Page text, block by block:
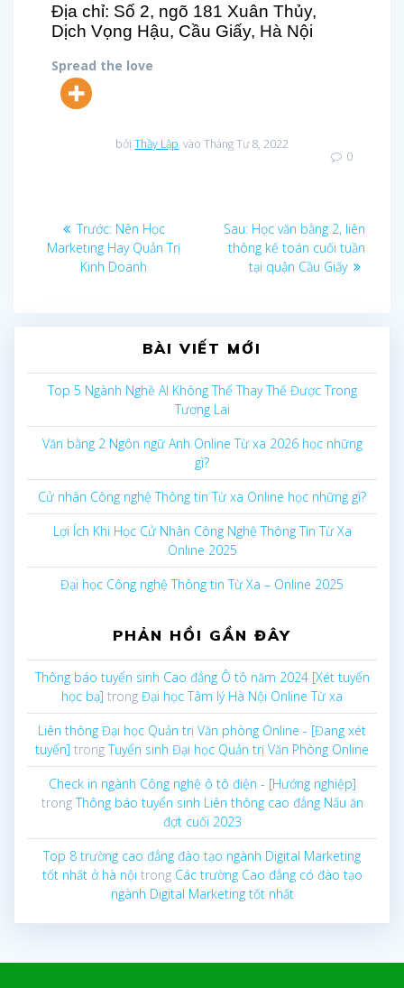
Địa chỉ: Số 2, ngõ 181 Xuân Thủy,
Dịch Vọng Hậu, Cầu Giấy, Hà Nội
Spread the love
bởiThầy Lập vào Tháng Tư 8, 2022
0
hướng
Trước: Bài
trước
Nên Học
Marketing Hay Quản Trị
Kinh Doanh
Sau: Bài
sau:
Học văn bằng 2, liên
thông kế toán cuối tuần
tại quận Cầu Giấy
BÀI VIẾT MỚI
Top 5 Ngành Nghề AI Không Thể Thay Thế Được Trong
Tương Lai
Văn bằng 2 Ngôn ngữ Anh Online Từ xa 2026 học những
gì?
Cử nhân Công nghệ Thông tin Từ xa Online học những gì?
Lợi Ích Khi Học Cử Nhân Công Nghệ Thông Tin Từ Xa
Online 2025
Đại học Công nghệ Thông tin Từ Xa – Online 2025
PHẢN HỒI GẦN ĐÂY
Thông báo tuyển sinh Cao đẳng Ô tô năm 2024 [Xét tuyển
học bạ] trong Đại học Tâm lý Hà Nội Online Từ xa
Liên thông Đại học Quản trị Văn phòng Online - [Đang xét
tuyển] trongTuyển sinh Đại học Quản trị Văn Phòng Online
Check in ngành Công nghệ ô tô điện - [Hướng nghiệp]
trongThông báo tuyển sinh Liên thông cao đẳng Nấu ăn
đợt cuối 2023
Top 8 trường cao đẳng đào tạo ngành Digital Marketing
tốt nhất ở hà nội trong Các trường Cao đẳng có đào tạo
ngành Digital Marketing tốt nhất